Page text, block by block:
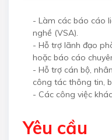
- Làm các báo cáo
nghề (VSA).
- Hỗ trợ lãnh đạo
hoặc báo cáo
- Hỗ trợ cán bộ,
công tác thông tin,
- Các công việc
Yêu cầu